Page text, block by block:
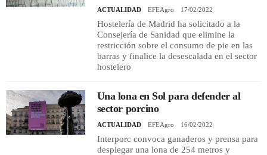
ACTUALIDAD EFEAgro 17/02/2022
Hostelería de Madrid ha solicitado a la
Consejería de Sanidad que elimine la
restricción sobre el consumo de pie en las
barras y finalice la desescalada en el sector
hostelero
Una lona en Sol para defender al
sector porcino
ACTUALIDAD EFEAgro 16/02/2022
Interporc convoca ganaderos y prensa para
desplegar una lona de 254 metros y